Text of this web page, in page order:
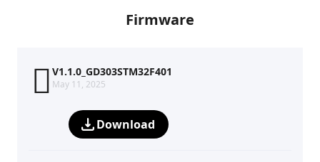
Firmware
V1.1.0_GD303STM32F401
May 11, 2025
Download